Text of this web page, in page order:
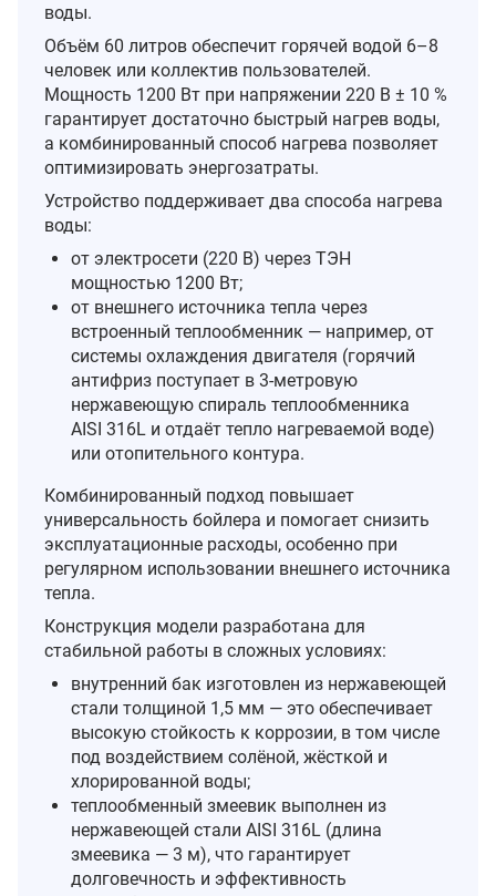
воды.
Объём 60 литров обеспечит горячей водой 6–8
человек или коллектив пользователей.
Мощность 1200 Вт при напряжении 220 В ± 10 %
гарантирует достаточно быстрый нагрев воды,
а комбинированный способ нагрева позволяет
оптимизировать энергозатраты.
Устройство поддерживает два способа нагрева
воды:
от электросети (220 В) через ТЭН
мощностью 1200 Вт;
от внешнего источника тепла через
встроенный теплообменник — например, от
системы охлаждения двигателя (горячий
антифриз поступает в 3‑метровую
нержавеющую спираль теплообменника
AISI 316L и отдаёт тепло нагреваемой воде)
или отопительного контура.
Комбинированный подход повышает
универсальность бойлера и помогает снизить
эксплуатационные расходы, особенно при
регулярном использовании внешнего источника
тепла.
Конструкция модели разработана для
стабильной работы в сложных условиях:
внутренний бак изготовлен из нержавеющей
стали толщиной 1,5 мм — это обеспечивает
высокую стойкость к коррозии, в том числе
под воздействием солёной, жёсткой и
хлорированной воды;
теплообменный змеевик выполнен из
нержавеющей стали AISI 316L (длина
змеевика — 3 м), что гарантирует
долговечность и эффективность